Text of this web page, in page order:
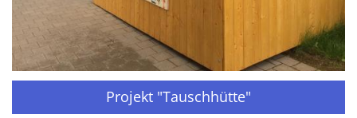
Projekt "Tauschhütte"